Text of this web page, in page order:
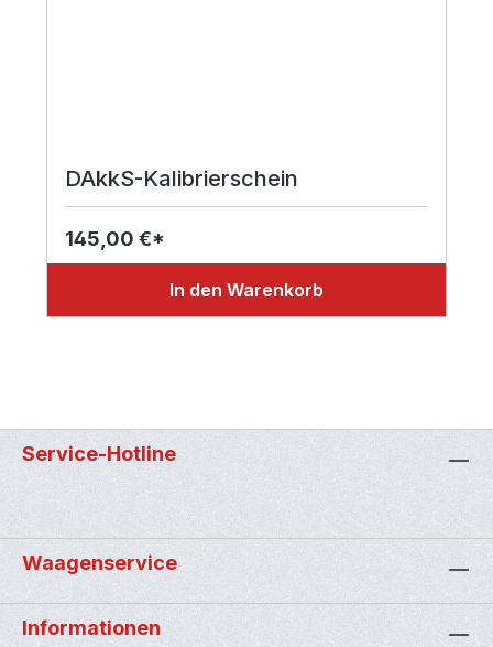
DAkkS-Kalibrierschein
145,00 €*
In den Warenkorb
Service-Hotline
Waagenservice
Informationen